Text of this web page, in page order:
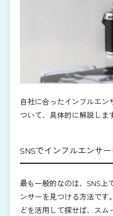
自社に合ったインフルエ
ついて、具体的に解説しま
SNSでインフルエンサ
最も一般的なのは、SNS上
ンサーを見つける方法で
どを活用して探せば、スム